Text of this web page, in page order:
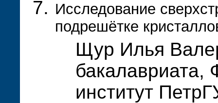
Исследование
подрешётке
Щур Илья
бакалавриата,
институт